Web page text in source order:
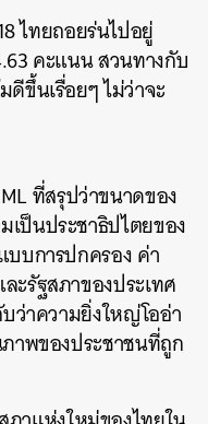
ไทยถอยร่นไปอยู่
คะแนน สวนทางกับ
ขึ้นเรื่อยๆ ไม่ว่าจะ
ที่สรุปว่าขนาดของ
ป็นประชาธิปไตยของ
บการปกครอง ค่า
ะรัฐสภาของประเทศ
ว่าความยิ่งใหญ่โออ่า
าพของประชาชนที่ถูก